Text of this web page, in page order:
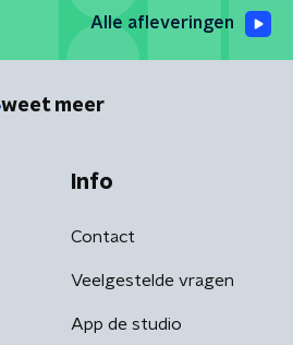
Alle afleveringen
weet meer
Info
Contact
Veelgestelde vragen
App de studio